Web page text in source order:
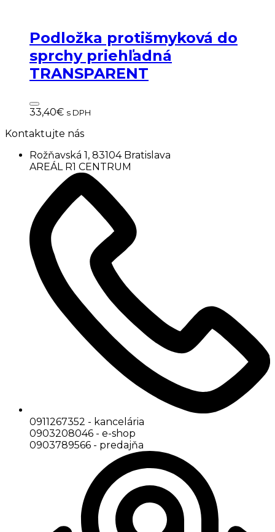
Podložka protišmyková do
sprchy priehľadná
TRANSPARENT
33,40€ s DPH
Kontaktujte nás
Rožňavská 1, 83104 Bratislava
AREÁL R1 CENTRUM
0911267352 - kancelária
0903208046 - e-shop
0903789566 - predajňa